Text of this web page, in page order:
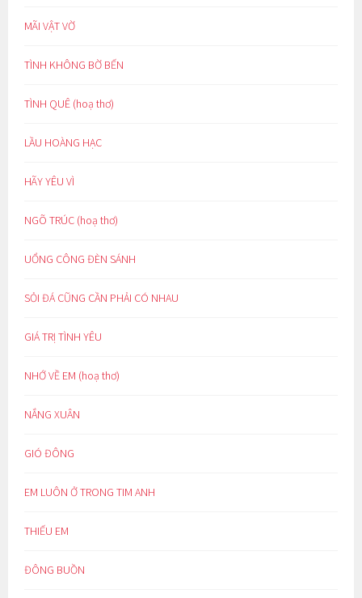
MÃI VẬT VỜ
TÌNH KHÔNG BỜ BẾN
TÌNH QUÊ (hoạ thơ)
LẦU HOÀNG HẠC
HÃY YÊU VÌ
NGÕ TRÚC (hoạ thơ)
UỔNG CÔNG ĐÈN SÁNH
SỎI ĐÁ CŨNG CẦN PHẢI CÓ NHAU
GIÁ TRỊ TÌNH YÊU
NHỚ VỀ EM (hoạ thơ)
NẮNG XUÂN
GIÓ ĐÔNG
EM LUÔN Ở TRONG TIM ANH
THIẾU EM
ĐÔNG BUỒN